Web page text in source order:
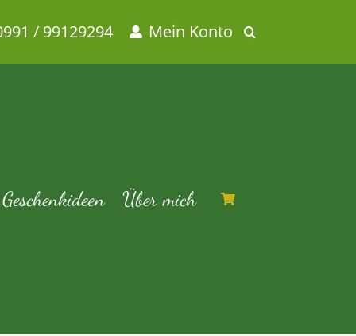
/ 99129294 Mein Konto
Geschenkideen Über mich